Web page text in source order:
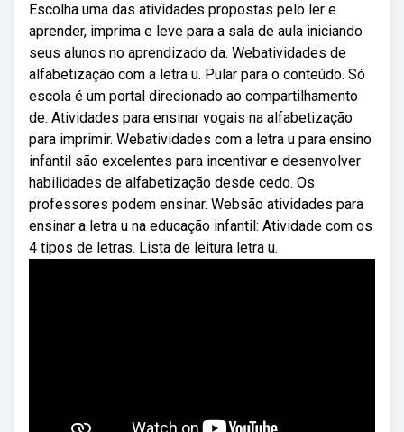
Escolha uma das atividades propostas pelo ler e
aprender, imprima e leve para a sala de aula iniciando
seus alunos no aprendizado da. Webatividades de
alfabetização com a letra u. Pular para o conteúdo. Só
escola é um portal direcionado ao compartilhamento
de. Atividades para ensinar vogais na alfabetização
para imprimir. Webatividades com a letra u para ensino
infantil são excelentes para incentivar e desenvolver
habilidades de alfabetização desde cedo. Os
professores podem ensinar. Websão atividades para
ensinar a letra u na educação infantil: Atividade com os
4 tipos de letras. Lista de leitura letra u.